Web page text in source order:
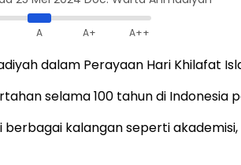
A A+ A++
dalam Perayaan Hari Khilafat
selama 100 tahun di Indonesia
kalangan seperti